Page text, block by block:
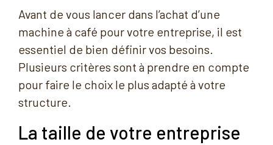
Avant de vous lancer dans l’achat d’une
machine à café pour votre entreprise, il est
essentiel de bien définir vos besoins.
Plusieurs critères sont à prendre en compte
pour faire le choix le plus adapté à votre
structure.
La taille de votre entreprise